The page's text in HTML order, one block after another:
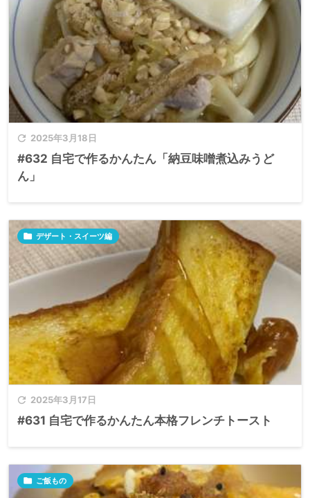
 2025年3月18日
#632 自宅で作るかんたん「納豆味噌煮込みうど
ん」
 2025年3月17日
 デザート・スイーツ編
#631 自宅で作るかんたん本格フレンチトースト
 ご飯もの